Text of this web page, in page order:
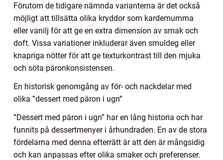
Förutom de tidigare nämnda varianterna är det också
möjligt att tillsätta olika kryddor som kardemumma
eller vanilj för att ge en extra dimension av smak och
doft. Vissa variationer inkluderar även smuldeg eller
knapriga nötter för att ge texturkontrast till den mjuka
och söta päronkonsistensen.
En historisk genomgång av för- och nackdelar med
olika ”dessert med päron i ugn”
”Dessert med päron i ugn” har en lång historia och har
funnits på dessertmenyer i århundraden. En av de stora
fördelarna med denna efterrätt är att den är mångsidig
och kan anpassas efter olika smaker och preferenser.